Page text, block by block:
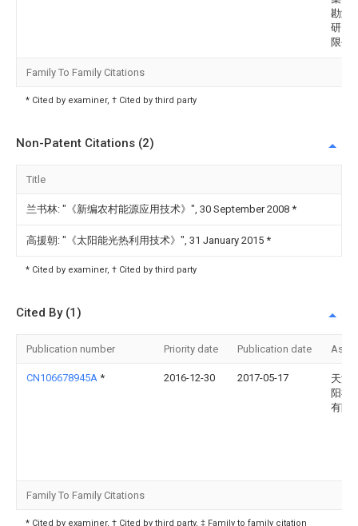
勘测
研究
限公
Family To Family Citations
* Cited by examiner, † Cited by third party
Non-Patent Citations (2)
Title
兰书林: "《新编农村能源应用技术》", 30 September 2008 *
高援朝: "《太阳能光热利用技术》", 31 January 2015 *
* Cited by examiner, † Cited by third party
Cited By (1)
Publication number Priority date Publication date
CN106678945A * 2016-12-30 2017-05-17
天津
阳神
有限
Family To Family Citations
* Cited by examiner, † Cited by third party, ‡ Family to family citation